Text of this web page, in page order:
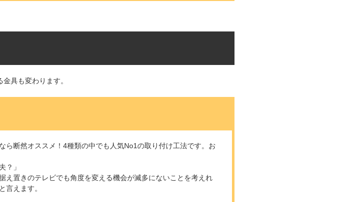
具も変わります。
ら断然オススメ！4種類の中でも人気No1の取り付け工法です。お
？」
え置きのテレビでも角度を変える機会が滅多にないことを考えれ
言えます。